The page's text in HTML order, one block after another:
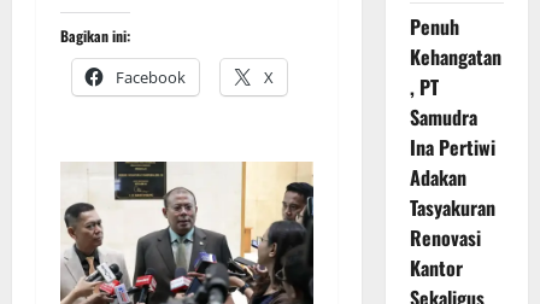
Bagikan ini:
Facebook X
Penuh
Kehangatan
, PT
Samudra
Ina Pertiwi
Adakan
Tasyakuran
Renovasi
Kantor
Sekaligus